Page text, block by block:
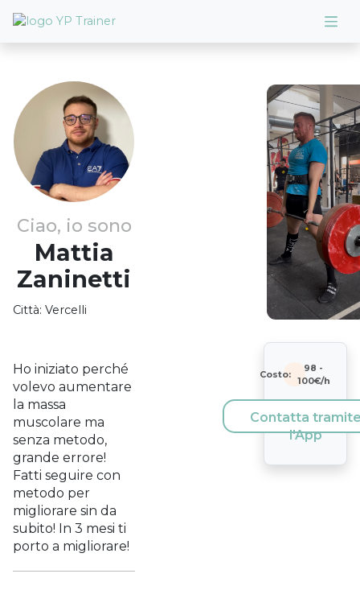
Ciao, io sono
Mattia
Zaninetti
Città: Vercelli
Ho iniziato perché
volevo aumentare
la massa
muscolare ma
senza metodo,
grande errore!
Fatti seguire con
metodo per
migliorare sin da
subito! In 3 mesi ti
porto a migliorare!
Costo:
98 -
100€/h
Contatta
l'App